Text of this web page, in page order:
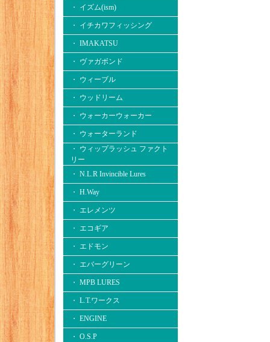
・ イズム(ism)
・ イチカワフィッシング
・ IMAKATSU
・ ヴァガボンド
・ ウィーブル
・ ウッドリーム
・ ウォーカーウォーカー
・ ウォーターランド
・ ウィップラッシュ ファクト
リー
・ N.L.R Invincible Lures
・ H.Way
・ エレメンツ
・ エコギア
・ エドモン
・ エバーグリーン
・ MPB LURES
・ L.T.ワークス
・ ENGINE
・ O.S.P